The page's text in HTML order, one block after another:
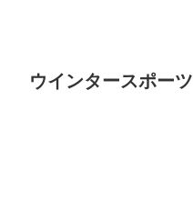
ウインタースポーツ